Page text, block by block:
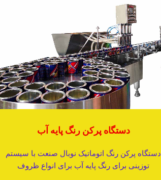
دستگاه پرکن رنگ پایه آب
دستگاه پرکن رنگ اتوماتیک نوبال صنعت با سیستم
توزینی برای رنگ پایه آب برای انواع ظروف